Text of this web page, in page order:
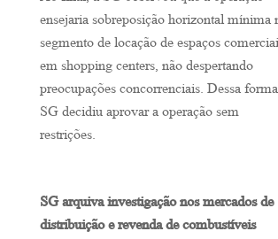
ensejaria sobreposição horizontal mínima
segmento de locação de espaços
em shopping centers, não despertando
preocupações concorrenciais. Dessa
SG decidiu aprovar a operação sem
restrições.
SG arquiva investigação nos mercados de
distribuição e revenda de combustíveis